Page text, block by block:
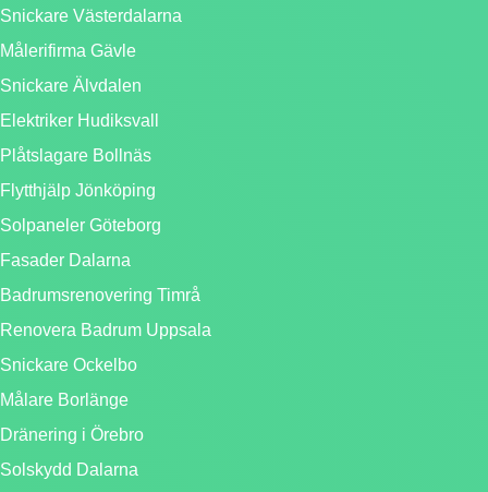
Snickare Västerdalarna
Målerifirma Gävle
Snickare Älvdalen
Elektriker Hudiksvall
Plåtslagare Bollnäs
Flytthjälp Jönköping
Solpaneler Göteborg
Fasader Dalarna
Badrumsrenovering Timrå
Renovera Badrum Uppsala
Snickare Ockelbo
Målare Borlänge
Dränering i Örebro
Solskydd Dalarna